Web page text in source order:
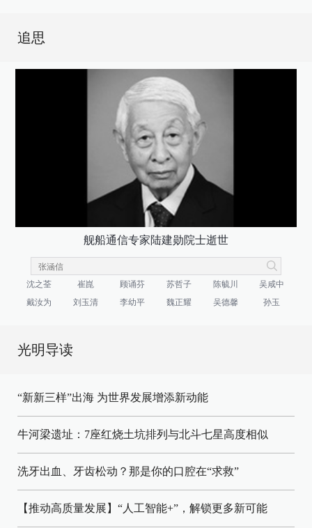
追思
舰船通信专家陆建勋院士逝世
沈之荃 崔崑 顾诵芬 苏哲子 陈毓川
吴咸中
戴汝为
刘玉清 李幼平 魏正耀 吴德馨 孙玉
光明导读
“新新三样”出海 为世界发展增添新动能
牛河梁遗址：7座红烧土坑排列与北斗七星高度相似
洗牙出血、牙齿松动？那是你的口腔在“求救”
【推动高质量发展】“人工智能+”，解锁更多新可能